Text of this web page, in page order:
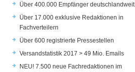
Über 400.000 Empfänger deutschlandweit
Über 17.000 exklusive Redaktionen in
Fachverteilern
Über 600 registrierte Pressestellen
Versandstatistik 2017 > 49 Mio. Emails
NEU! 7.500 neue Fachredaktionen im